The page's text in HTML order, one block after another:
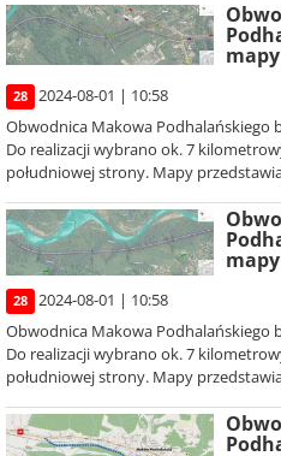
28
2024-08-01 | 10:58
Obwodnica Makowa Podhalańskiego
Do realizacji wybrano ok. 7
południowej strony. Mapy
28
2024-08-01 | 10:58
Obwodnica Makowa Podhalańskiego
Do realizacji wybrano ok. 7
południowej strony. Mapy